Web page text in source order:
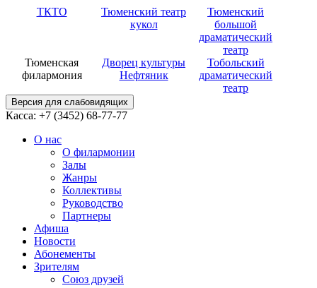
ТКТО
Тюменский театр
кукол
Тюменский
большой
драматический
театр
Тюменская
филармония
Дворец культуры
Нефтяник
Тобольский
драматический
театр
Версия для слабовидящих
Касса: +7 (3452) 68-77-77
О нас
О филармонии
Залы
Жанры
Коллективы
Руководство
Партнеры
Афиша
Новости
Абонементы
Зрителям
Союз друзей